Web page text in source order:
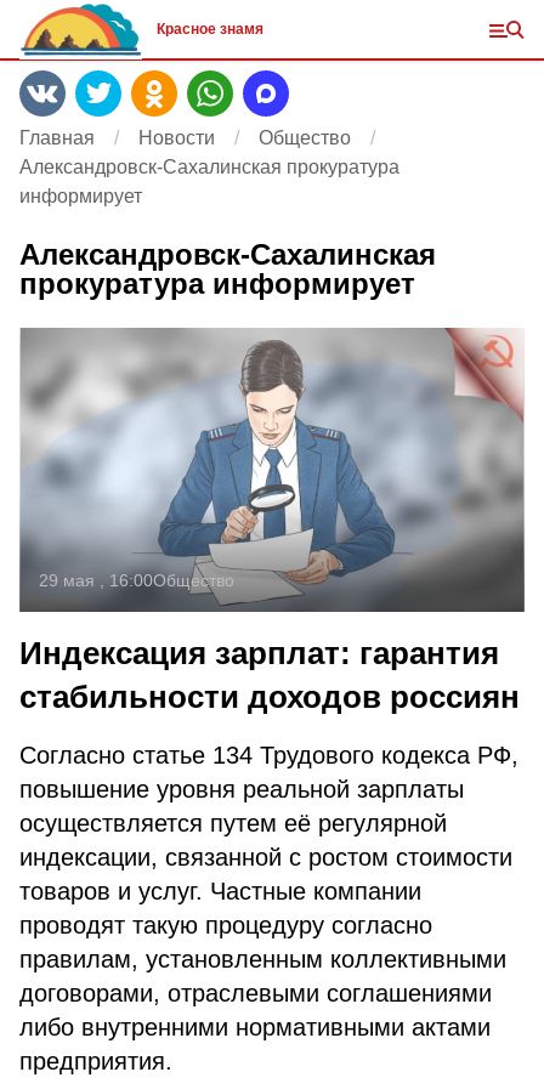
Красное знамя
Главная Новости
Общество
Александровск-Сахалинская прокуратура
информирует
Александровск-Сахалинская
прокуратура информирует
29 мая , 16:00Общество
Индексация зарплат: гарантия
стабильности доходов россиян
Согласно статье 134 Трудового кодекса РФ,
повышение уровня реальной зарплаты
осуществляется путем её регулярной
индексации, связанной с ростом стоимости
товаров и услуг. Частные компании
проводят такую процедуру согласно
правилам, установленным коллективными
договорами, отраслевыми соглашениями
либо внутренними нормативными актами
предприятия.